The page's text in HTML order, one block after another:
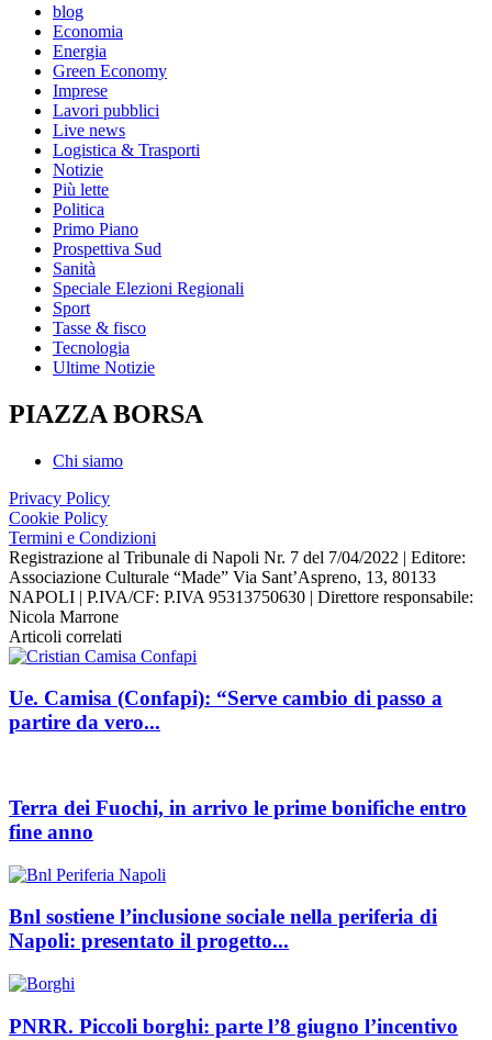
blog
Economia
Energia
Green Economy
Imprese
Lavori pubblici
Live news
Logistica & Trasporti
Notizie
Più lette
Politica
Primo Piano
Prospettiva Sud
Sanità
Speciale Elezioni Regionali
Sport
Tasse & fisco
Tecnologia
Ultime Notizie
PIAZZA BORSA
Chi siamo
Privacy Policy
Cookie Policy
Termini e Condizioni
Registrazione al Tribunale di Napoli Nr. 7 del 7/04/2022 | Editore:
Associazione Culturale “Made” Via Sant’Aspreno, 13, 80133
NAPOLI | P.IVA/CF: P.IVA 95313750630 | Direttore responsabile:
Nicola Marrone
Articoli correlati
Ue. Camisa (Confapi): “Serve cambio di passo a
partire da vero...
Terra dei Fuochi, in arrivo le prime bonifiche entro
fine anno
Bnl sostiene l’inclusione sociale nella periferia di
Napoli: presentato il progetto...
PNRR. Piccoli borghi: parte l’8 giugno l’incentivo